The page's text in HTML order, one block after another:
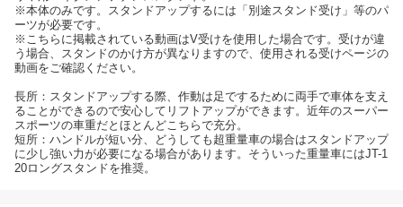
※本体のみです。スタンドアップするには「別途スタンド受け」等のパ
ーツが必要です。
※こちらに掲載されている動画はV受けを使用した場合です。受けが違
う場合、スタンドのかけ方が異なりますので、使用される受けページの
動画をご確認ください。
長所：スタンドアップする際、作動は足でするために両手で車体を支え
ることができるので安心してリフトアップができます。近年のスーパー
スポーツの車重だとほとんどこちらで充分。
短所：ハンドルが短い分、どうしても超重量車の場合はスタンドアップ
に少し強い力が必要になる場合があります。そういった重量車にはJT-1
20ロングスタンドを推奨。